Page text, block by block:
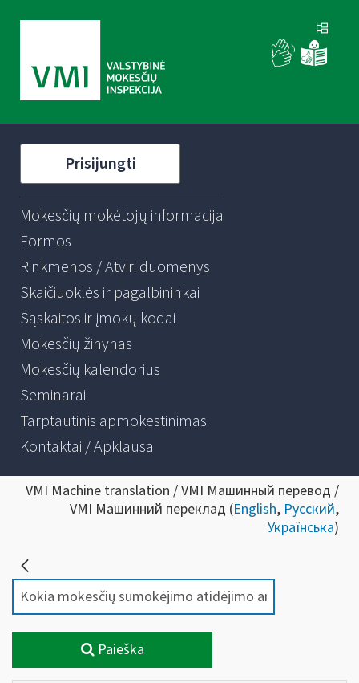
Prisijungti
Mokesčių mokėtojų informacija
Formos
Rinkmenos / Atviri duomenys
Skaičiuoklės ir pagalbininkai
Sąskaitos ir įmokų kodai
Mokesčių žinynas
Mokesčių kalendorius
Seminarai
Tarptautinis apmokestinimas
Kontaktai / Apklausa
VMI Machine translation / VMI Машинный перевод /
VMI Машинний переклад (English, Русский,
Українська)
Paieška